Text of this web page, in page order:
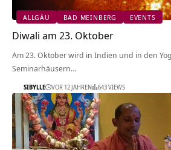
ALLGÄU BAD MEINBERG EVENTS
Diwali am 23. Oktober
Am 23. Oktober wird in Indien und in den
Seminarhäusern…
SIBYLLE VOR 12 JAHREN 643 VIEWS